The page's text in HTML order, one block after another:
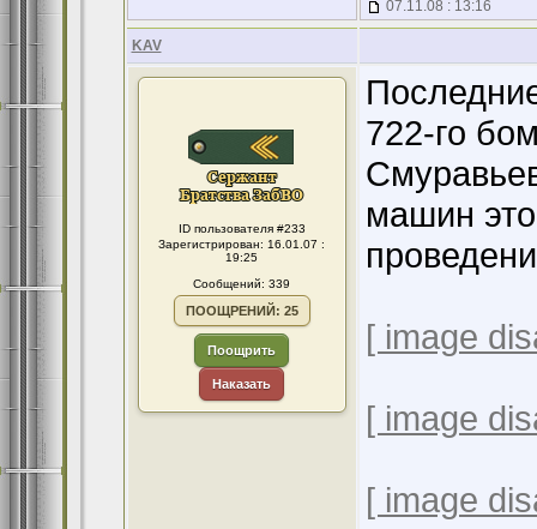
07.11.08 : 13:16
KAV
ID пользователя #233
Зарегистрирован: 16.01.07 :
19:25
Сообщений: 339
ПООЩРЕНИЙ: 25
Поощрить
Наказать
722-го
машин
[ image
[ image
[ image